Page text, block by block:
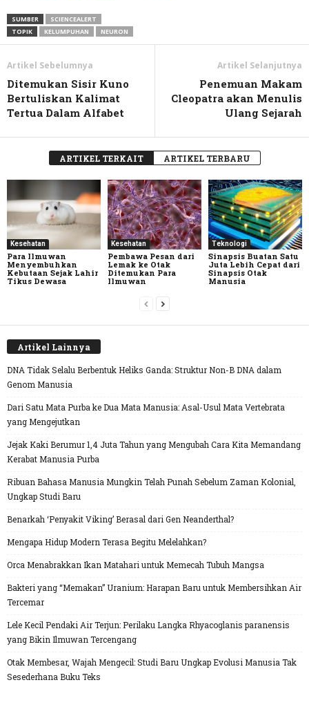
SUMBER
SCIENCEALERT
TOPIK
KELUMPUHAN NEURON
Artikel Sebelumnya
Ditemukan Sisir Kuno
Bertuliskan Kalimat
Tertua Dalam Alfabet
Artikel Selanjutnya
Penemuan Makam
Cleopatra akan Menulis
Ulang Sejarah
ARTIKEL TERKAIT ARTIKEL TERBARU
Kesehatan
Para Ilmuwan
Menyembuhkan
Kebutaan Sejak Lahir
Tikus Dewasa
Kesehatan
Pembawa Pesan dari
Lemak ke Otak
Ditemukan Para
Ilmuwan
Teknologi
Sinapsis Buatan Satu
Juta Lebih Cepat dari
Sinapsis Otak
Manusia
Artikel Lainnya
DNA Tidak Selalu Berbentuk Heliks Ganda: Struktur Non-B DNA dalam
Genom Manusia
Dari Satu Mata Purba ke Dua Mata Manusia: Asal-Usul Mata Vertebrata
yang Mengejutkan
Jejak Kaki Berumur 1,4 Juta Tahun yang Mengubah Cara Kita Memandang
Kerabat Manusia Purba
Ribuan Bahasa Manusia Mungkin Telah Punah Sebelum Zaman Kolonial,
Ungkap Studi Baru
Benarkah ‘Penyakit Viking’ Berasal dari Gen Neanderthal?
Mengapa Hidup Modern Terasa Begitu Melelahkan?
Orca Menabrakkan Ikan Matahari untuk Memecah Tubuh Mangsa
Bakteri yang “Memakan” Uranium: Harapan Baru untuk Membersihkan Air
Tercemar
Lele Kecil Pendaki Air Terjun: Perilaku Langka Rhyacoglanis paranensis
yang Bikin Ilmuwan Tercengang
Otak Membesar, Wajah Mengecil: Studi Baru Ungkap Evolusi Manusia Tak
Sesederhana Buku Teks